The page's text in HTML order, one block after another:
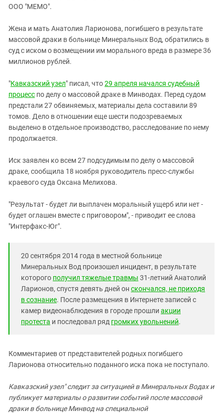
ИНАКОМЫСЛИЕ В ЧЕЧНЕ
ПРЕСЛЕДОВАНИЕ АКТИВИСТОВ
МОБИЛИЗАЦИЯ И ПРОТЕСТЫ
Дагестан
Кабардино-Балкария
Калмыкия
Краснодарский край
Нагорный Карабах
Российская Федерация
Ростовская область
СКФО
Ставропольский край
Южная Осетия
Южный Кавказ
ООО "МЕМО".
Жена и мать Анатолия Ларионова, погибшего в результате
массовой драки в больнице Минеральных Вод, обратились в
суд с иском о возмещении им морального вреда в размере 36
миллионов рублей.
"Кавказский узел" писал, что29 апреля начался судебный
процесс по делу о массовой драке в Минводах. Перед судом
предстали 27 обвиняемых, материалы дела составили 89
томов. Дело в отношении еще шести подозреваемых
выделено в отдельное производство, расследование по нему
продолжается.
Иск заявлен ко всем 27 подсудимым по делу о массовой
драке, сообщила 18 ноября руководитель пресс-службы
краевого суда Оксана Мелихова.
"Результат - будет ли выплачен моральный ущерб или нет -
будет оглашен вместе с приговором", - приводит ее слова
"Интерфакс-Юг".
20 сентября 2014 года в местной больнице
Минеральных Вод произошел инцидент, в результате
которого получил тяжелые травмы 31-летний Анатолий
Ларионов, спустя девять дней он скончался, не приходя
в сознание. После размещения в Интернете записей с
камер видеонаблюдения в городе прошли акции
протеста и последовал ряд громких увольнений.
Комментариев от представителей родных погибшего
Ларионова относительно поданного иска пока не поступало.
Кавказский узел" следит за ситуацией в Минеральных Водах и
публикует материалы о развитии событий после массовой
драки в больнице Минвод на специальной